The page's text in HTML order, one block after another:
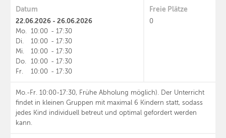
Datum
22.06.2026 - 26.06.2026
Mo. 10:00 - 17:30
Di.
10:00 - 17:30
Mi.
10:00 - 17:30
Do.
10:00 - 17:30
Fr.
10:00 - 17:30
Mo.-Fr. 10:00-17:30, Frühe Abholung möglich). Der Unterricht
findet in kleinen Gruppen mit maximal 6 Kindern statt, sodass
jedes Kind individuell betreut und optimal gefordert werden
kann.
Freie Plätze
0